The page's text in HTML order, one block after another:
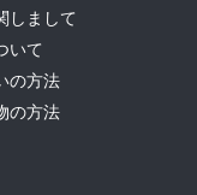
しまして
いて
の方法
の方法